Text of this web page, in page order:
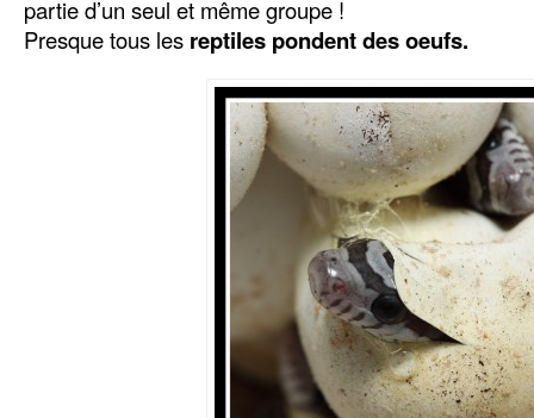
partie d’un seul et même groupe !
Presque tous les reptiles pondent des oeufs.